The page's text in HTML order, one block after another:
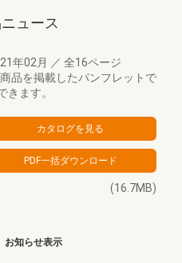
ュース
年02月 ／ 全16ページ
品を掲載したパンフレットで
きます。
(16.7MB)
お知らせ表示